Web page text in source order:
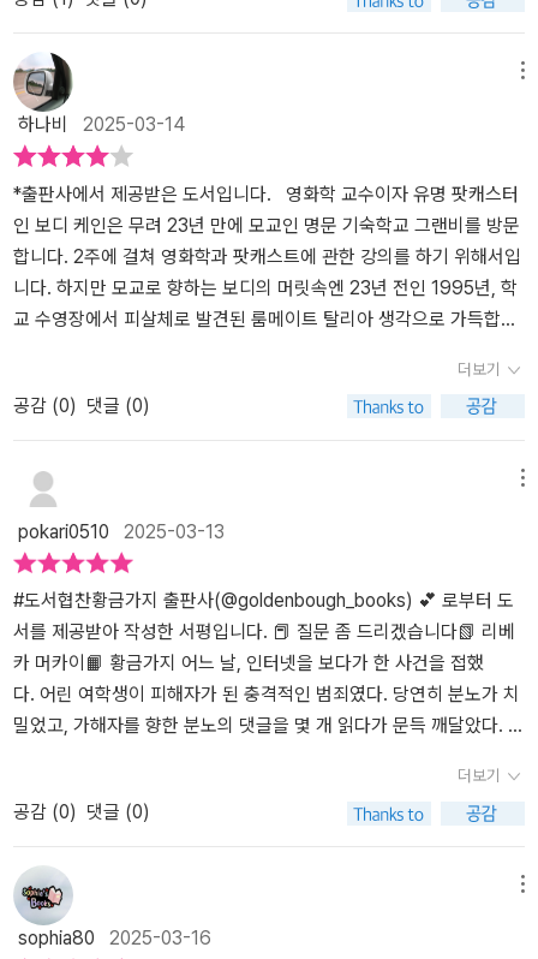
인기가 있었던 탈리아를 두고 남학생들이 어떤 시선으로 보고 있었는
지 그리고 그때와 다른 시선과 관점으로 보면서 많은 점들이 생각과
는 달랐다는 걸 깨닫는다.또한 처음부터 탈리아를 죽인 범인의 존재
를 알고 있다고 생각했던 보디는 조금씩 그 사람의 정체에 다가가지
만 사건이 발생한 지 너무 오랜 시간이 흘렀고 그와 탈리아와의 관계
를 증명할 방법 또한 없었다.단지 보디가 목격한 몇 번의 은밀한 장면
들과 시선만으로 그의 죄를 증명할 수 없었을 뿐 아니라 결정적으로
탈리아의 가족 또한 또다시 사건을 재수사 하는 걸 원치 않았다.그들
에게는 이미 범인으로 증명되어 감옥에 수감되어 있는 오마르 외에
다른 범인의 존재를 믿을 근거가 없었기 때문이기도 했다.미모의 백
인 소녀 그리고 같은 학교 내에서 은밀하게 소녀의 주변을 맴돌던 흑
알지 못했던 경찰들에 의해 사건은 종결되었다.이렇게 모두에게 주목
받았던 사건을 단숨에 해결함으로써 자신들의 위상을 높이고자 했던
사람들과 이 사건을 취재하는 데 혈안이 되었던 언론들에 의해 억울
한 사람이 나오게 된 과정과 그 사건에서 진짜 살인범이 있을 수 있음
을 학생들과 보니의 취재 조사에서 하나둘씩 드러나는 과정을 그리고
있다.작가는 그 과정에서 90년대 당시 어디에서나 존재했던 여성을
바라보던 왜곡된 시선과 성희롱은 물론이고 학교 내에서조차 이런 문
제에서 벗어날 수 없었다는 점... 그리고 또래 남학생들조차 같은 동급
생인 여학생을 은밀하게 성적 대상으로 삼는 걸 부끄러워하기는커녕
자신들의 메달처럼 자랑스럽게 여겼던 문화를 적나라하게 보여주고
있다.과거와 현재를 오가는 시점의 변화를 문장 속에서 찾아야 한다
는 점이 처음에는 익숙하지 않아 다소 혼란스러웠지만 익숙해지고 이
다.나에게도 익숙했던 90년대를 회상하면서 진짜 범인의 죄가 어떻
게 드러날지 궁금해하며 읽는 재미가 있었던 책
학생, 탈리아가 살해된 사건을 중심으로 전개된다. 화자는 탈리아의
룸메이트였던 보디 케인으로, 그녀는 당시 탈리아와 그리 친밀한 관
계는 아니었다. 90년대 10대였던 그녀가 2020년대 중년이 되어 이
사건에 다시 깊이 발을 들이면서 이야기가 시작된다. ’질문 좀 드리겠
습니다’는 단순한 사건 해결을 넘어 여성들이 당해 온 성폭력과 사회
적 권력 관계를 파헤친다. 보디는 탈리아 살인사건에 오래 전부터 천
착해 왔는데, 이는 그 시대에 묻혀버린 폭력의 흔적들을 밝혀내기 위
해서다. 그녀가 학생 시절에 동급생들로부터 성희롱을 당한 수치심을
어엿한 어른이 된 지금까지도 안고 산다는 점을 보면 성폭력이 개인
의 삶에 얼마나 깊은 상흔을 남기는지 잘 알 수 있다. 게다가 그 당시
소위 ‘잘나가던’ 여학생들 역시 유사한 경험을 했다는 점은 교내 성폭
보여준다. 보디는 줄곧 여성에 대한 폭력에 문제의식을 가져온 인물
이다. 하지만 그녀조차도 남편이 미투 운동 속에서 그루밍 성폭력 가
해자로 지목되자 깊은 내적 갈등에 빠진다. 평소라면 분노했을 문제
앞에서, 정작 자신의 가까운 사람이 연루되자 냉철하게 대응하지 못
하는 자신을 발견한다. 이는 가해자와 피해자를 명확하게 구분 짓는
단순한 사고방식이 실제 현실에서는 얼마나 복잡하게 작동하는지를
보여준다. 보디는 그랜비의 제자들과 함께 탈리아가 죽은 사건에 대
해 파헤치게 되고, 진실에 가까워진다. 이 과정에서 팟캐스트나 유튜
브와 같은 SNS를 적절히 사용하는 모습은 현대 미디어 환경의 명과
암을 두루 보여준다. 사실 그녀는 이 사건과 관련해서 줄곧 한 인물을
의심하는데, 사건의 진실과 그의 관계가 어떻게 밝혀지는지 지켜보는
것도 이 소설의 감상 포인트이며, 그루밍 성폭력에 대해 깊게 생각할
이 든다. ‘질문 좀 드리겠습니다’는 우리가 잊고 있거나 외면했던 여성
폭력의 현실을 다시금 상기시킨다. 90년대에는 문제라고 생각도 못
했던 그루밍 성폭력과 같은 권력형 성범죄가 시대가 흐르며 범죄로
조명되고 있지만, 여전히 해결되지 않은 질문들이 많다. 미투 운동 이
후 많은 것이 변했지만, 여전히 수많은 여성들이 성폭력에 노출되어
있다. 수많은 피해자들은 여전히 침묵을 강요당하고, 때로는 피해 사
하나비 2025-03-14
*출판사에서 제공받은 도서입니다. 영화학 교수이자 유명 팟캐스터
인 보디 케인은 무려 23년 만에 모교인 명문 기숙학교 그랜비를 방문
합니다. 2주에 걸쳐 영화학과 팟캐스트에 관한 강의를 하기 위해서입
니다. 하지만 모교로 향하는 보디의 머릿속엔 23년 전인 1995년, 학
교 수영장에서 피살체로 발견된 룸메이트 탈리아 생각으로 가득합니
은 따로 있다!”라는 주장들이 인터넷에서 심심찮게 제기되기 때문입
니다. 보디 역시 다른 사람을 의심해왔지만 달리 할 수 있는 일이 없었
습니다. 그런데 팟캐스트 강의 수강생 중 한 명이 탈리아 사건을 다루
고 싶다고 밝히면서, 그랜비에서의 보디의 2주는 진범을 찾고 오마르
의 무죄를 입증하기 위한 험난한 여정으로 돌변합니다. ‘질문 좀 드
리겠습니다’에 관한 해외 언론의 추천사와 출판사 소개글을 간략하게
편집하면 “페미니즘적인 분노를 동력 삼아 그루밍 성범죄, 미투 운동,
교내 성폭력의 본질을 다룬 여성혐오 범죄미스터리”입니다. 실제로
주인공 보디가 진실을 추적하는 사건은 ‘젊고 부유하고 어여쁜 소녀
의 죽음’이며, 메인 사건 외에도 갖가지 여성혐오 범죄가 등장하는가
하면, 심지어 보디의 남편 제롬이 미투 가해자로 지목되는 에피소드
가 전개되기도 합니다. 나이와 지위에 관계없이 여성을 혐오하고 성
고 음험해서 읽는 내내 공분을 자아내곤 합니다. 하지만 이 작품은 노
골적이고 직설적인 방식으로 여성혐오라는 주제를 드러내진 않습니
다. 오히려 미스터리, 인종갈등, 계급의 문제 등 다양한 서사들을 적절
히 버무림으로써 ‘강조하지 않고도 더 강렬한 방식’으로 작가의 의도
를 독자에게 전달합니다. 초반부터 보디는 ‘당신’이라는 자를 탈리아
살해범으로 지목하며 조사에 나섭니다. 그는 1995년 당시 오페라를
더보기
공감 (0) 댓글 (0)
pokari0510 2025-03-13
#도서협찬황금가지 출판사(@goldenbough_books) 💕 로부터 도
서를 제공받아 작성한 서평입니다. 📕 질문 좀 드리겠습니다📗 리베
카 머카이📙 황금가지 어느 날, 인터넷을 보다가 한 사건을 접했
다. 어린 여학생이 피해자가 된 충격적인 범죄였다. 당연히 분노가 치
밀었고, 가해자를 향한 분노의 댓글을 몇 개 읽다가 문득 깨달았다. 이
리고 생각했다. 도대체 이 이야기는 몇 번째 반복되고 있는 걸까? 《질
문 좀 드리겠습니다》를 읽으며 가장 무서웠던 건, 이 이야기 자체가
낯설지 않았다는 거다. 23년 전, 한 명문 고등학교에서 살해된 소
녀. 그 사건은 여전히 미스터리로 남아 있고, 사람들은 그녀의 죽음에
집착하지만, 정작 그녀의 삶에는 관심이 없다. 언론과 대중의 반응이
너무 익숙해서 소름이 돋을 정도였다. 이건 소설 속 이야기가 아니
더보기
공감 (0) 댓글 (0)
sophia80 2025-03-16